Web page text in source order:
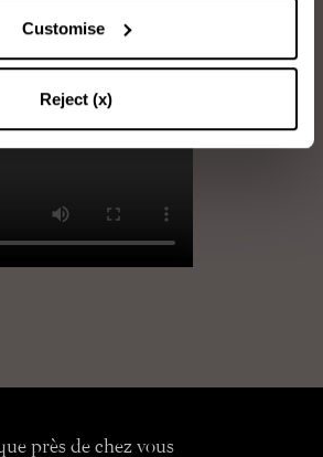
Customise
Reject (x)
la brosse à poils, en peignant en
près de chez vous